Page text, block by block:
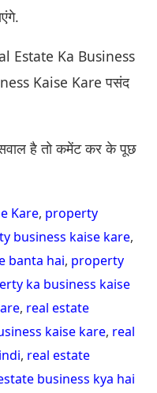
Estate Ka Business
Kaise Kare पसंद
है तो कमेंट कर के पूछ
Kare, property
business kaise kare,
banta hai, property
ka business kaise
, real estate
kaise kare, real
, real estate
business kya hai